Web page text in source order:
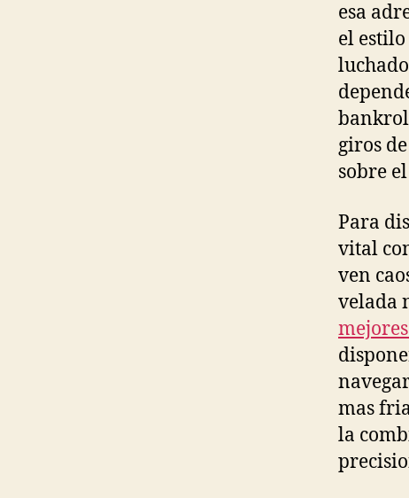
esa
el
giros
sobre
Para
vital
ven
velada
mas
la